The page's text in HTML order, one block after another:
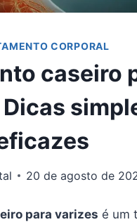
CORPORAL
caseiro
20 de agosto de
para varizes é um